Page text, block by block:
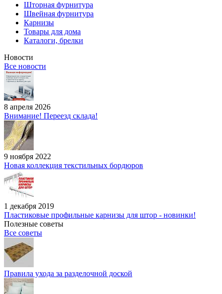
Шторная фурнитура
Швейная фурнитура
Карнизы
Товары для дома
Каталоги, брелки
Новости
Все новости
8 апреля 2026
Внимание! Переезд склада!
9 ноября 2022
Новая коллекция текстильных бордюров
1 декабря 2019
Пластиковые профильные карнизы для штор - новинки!
Полезные советы
Все советы
Правила ухода за разделочной доской